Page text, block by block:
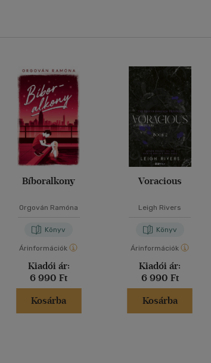
Bíboralkony
Orgován Ramóna
Könyv
Árinformációk
Kiadói ár:
6 990 Ft
Kosárba
Voracious
Leigh Rivers
Könyv
Árinformációk
Kiadói ár:
6 990 Ft
Kosárba